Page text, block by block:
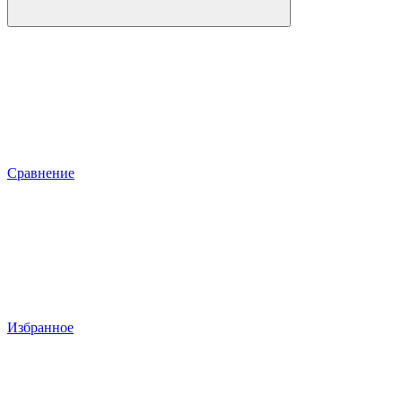
Сравнение
Избранное